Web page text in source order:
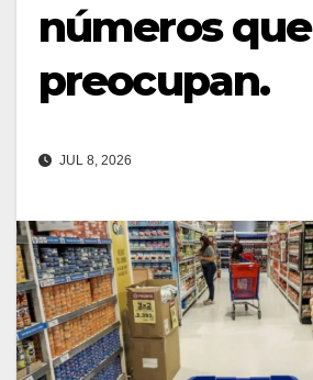
números que
preocupan.
JUL 8, 2026